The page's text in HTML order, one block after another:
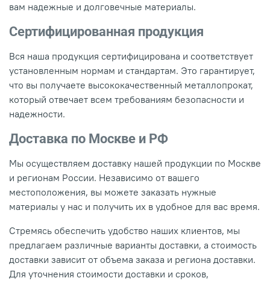
вам надежные и долговечные материалы.
Сертифицированная продукция
Вся наша продукция сертифицирована и соответствует
установленным нормам и стандартам. Это гарантирует,
что вы получаете высококачественный металлопрокат,
который отвечает всем требованиям безопасности и
надежности.
Доставка по Москве и РФ
Мы осуществляем доставку нашей продукции по Москве
и регионам России. Независимо от вашего
местоположения, вы можете заказать нужные
материалы у нас и получить их в удобное для вас время.
Стремясь обеспечить удобство наших клиентов, мы
предлагаем различные варианты доставки, а стоимость
доставки зависит от объема заказа и региона доставки.
Для уточнения стоимости доставки и сроков,